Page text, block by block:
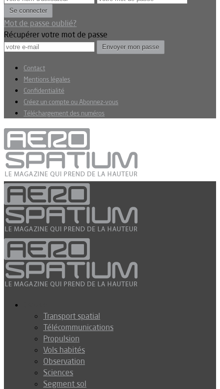
Mot de passe oublié?
Récupérer votre mot de passe
Contact
Mentions légales
Confidentialité
Créez un compte ou Abonnez-vous
Téléchargement des numéros
Transport spatial
Télécommunications
Propulsion
Vols habités
Observation
Sciences
Segment sol